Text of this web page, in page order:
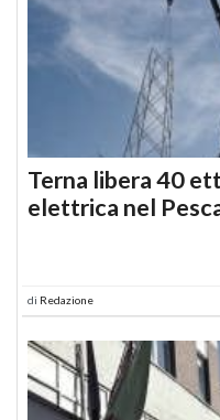
Terna libera 40
elettrica nel
di Redazione